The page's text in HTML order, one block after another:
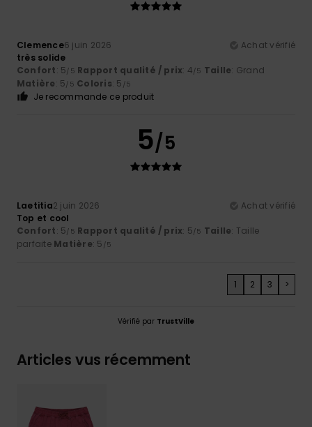
Clemence6 juin 2026
Achat vérifié
très solide
Confort: 5/5 Rapport qualité / prix: 4/5 Taille: Grand
Matière: 5/5 Coloris: 5 /5
Je recommande ce produit
5/5
Laetitia2 juin 2026
Achat vérifié
Top et cool
Confort: 5/5 Rapport qualité / prix: 5/5 Taille: Taille
parfaite Matière: 5 /5
1 2 3 >
Vérifié par TrustVille
Articles vus récemment